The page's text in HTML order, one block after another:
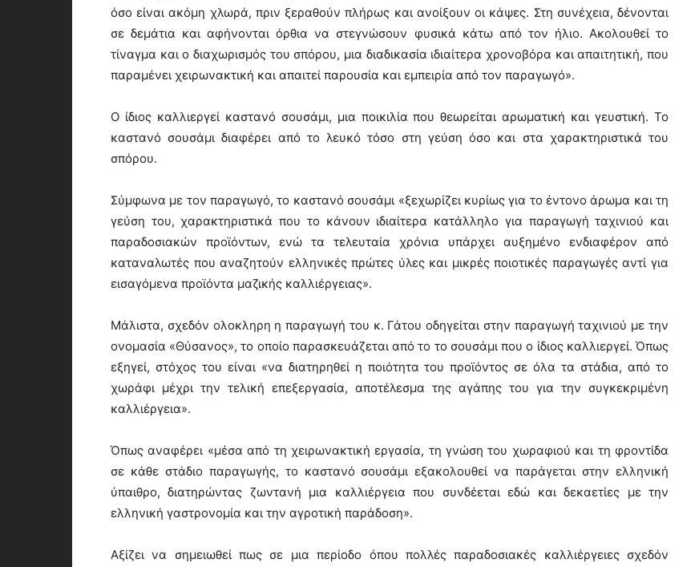
όσο είναι ακόμη χλωρά, πριν ξεραθούν πλήρως και ανοίξουν οι κάψες. Στη συνέχεια, δένονται
σε δεμάτια και αφήνονται όρθια να στεγνώσουν φυσικά κάτω από τον ήλιο. Ακολουθεί το
τίναγμα και ο διαχωρισμός του σπόρου, μια διαδικασία ιδιαίτερα χρονοβόρα και απαιτητική, που
παραμένει χειρωνακτική και απαιτεί παρουσία και εμπειρία από τον παραγωγό».
Ο ίδιος καλλιεργεί καστανό σουσάμι, μια ποικιλία που θεωρείται αρωματική και γευστική. Το
καστανό σουσάμι διαφέρει από το λευκό τόσο στη γεύση όσο και στα χαρακτηριστικά του
σπόρου.
Σύμφωνα με τον παραγωγό, το καστανό σουσάμι «ξεχωρίζει κυρίως για το έντονο άρωμα και τη
γεύση του, χαρακτηριστικά που το κάνουν ιδιαίτερα κατάλληλο για παραγωγή ταχινιού και
παραδοσιακών προϊόντων, ενώ τα τελευταία χρόνια υπάρχει αυξημένο ενδιαφέρον από
καταναλωτές που αναζητούν ελληνικές πρώτες ύλες και μικρές ποιοτικές παραγωγές αντί για
εισαγόμενα προϊόντα μαζικής καλλιέργειας».
Μάλιστα, σχεδόν ολοκληρη η παραγωγή του κ. Γάτου οδηγείται στην παραγωγή ταχινιού με την
ονομασία «Θύσανος», το οποίο παρασκευάζεται από το το σουσάμι που ο ίδιος καλλιεργεί. Όπως
εξηγεί, στόχος του είναι «να διατηρηθεί η ποιότητα του προϊόντος σε όλα τα στάδια, από το
χωράφι μέχρι την τελική επεξεργασία, αποτέλεσμα της αγάπης του για την συγκεκριμένη
καλλιέργεια».
Όπως αναφέρει «μέσα από τη χειρωνακτική εργασία, τη γνώση του χωραφιού και τη φροντίδα
σε κάθε στάδιο παραγωγής, το καστανό σουσάμι εξακολουθεί να παράγεται στην ελληνική
ύπαιθρο, διατηρώντας ζωντανή μια καλλιέργεια που συνδέεται εδώ και δεκαετίες με την
ελληνική γαστρονομία και την αγροτική παράδοση».
Αξίζει να σημειωθεί πως σε μια περίοδο όπου πολλές παραδοσιακές καλλιέργειες σχεδόν